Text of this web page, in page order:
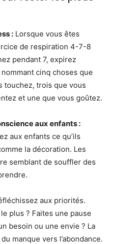
: Lorsque vous êtes
de respiration 4-7-8
pendant 7, expirez
cinq choses que
touchez, trois que vous
et une que vous goûtez.
aux enfants :
aux enfants ce qu’ils
la décoration. Les
semblant de souffler des
aux priorités.
plus ? Faites une pause
besoin ou une envie ? La
manque vers l’abondance.